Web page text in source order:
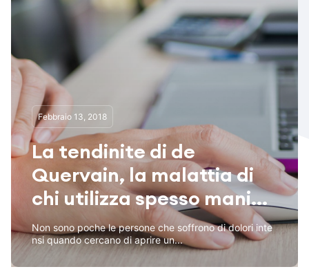
Febbraio 13, 2018
La tendinite di de
Quervain, la malattia di
chi utilizza spesso mani...
Non sono poche le persone che soffrono di dolori inte
nsi quando cercano di aprire un...